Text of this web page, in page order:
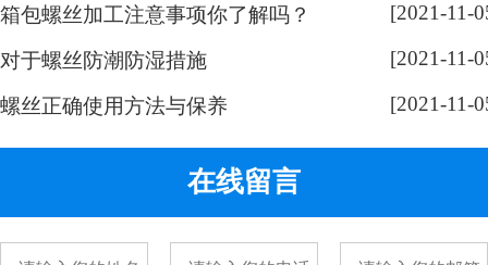
下： 手表螺丝属于精密螺丝，之所
工方式决定的。手表精密螺丝，是
采用车加工出来的，头部...
箱包螺丝加工注意事项你了解吗？ [2021-11-
对于螺丝防潮防湿措施 [2021-11-
螺丝正确使用方法与保养 [2021-11-
在线留言